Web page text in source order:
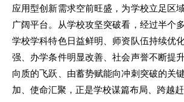
应用型创新需求空前旺盛，为学校立足区
广阔平台。从学校攻坚突破看，经过半个
学校学科特色日益鲜明、师资队伍持续优
强、办学条件明显改善、社会声誉不断提
向质的飞跃、由蓄势赋能向冲刺突破的关
加、使命汇聚，正是学校谋篇布局、跨越赶